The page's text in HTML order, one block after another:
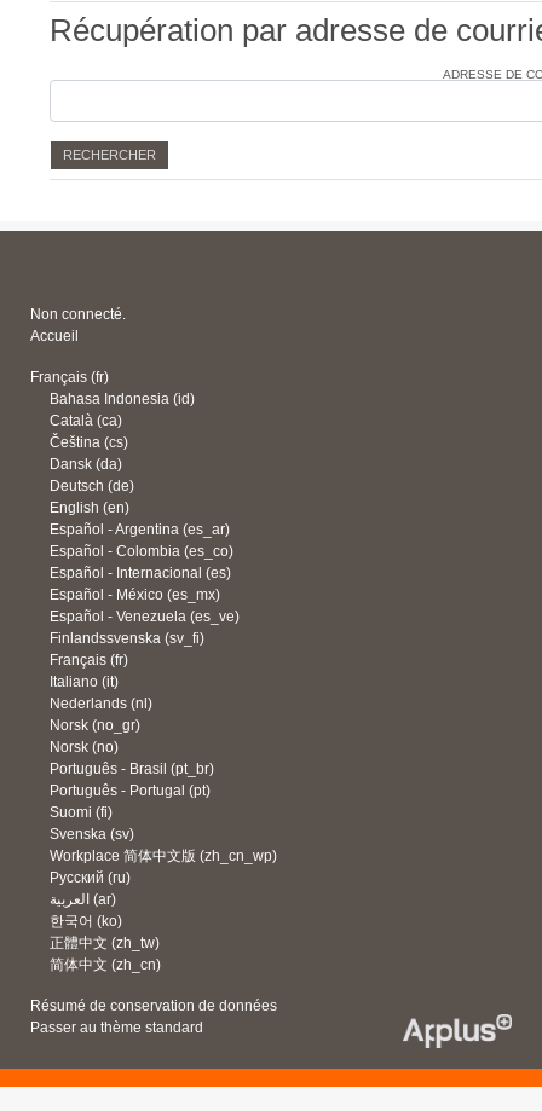
Récupération par adresse de courriel
Récupération par adresse de
ADRESSE DE
Non connecté.
Accueil
Français ‎(fr)‎
Bahasa Indonesia ‎(id)‎
Català ‎(ca)‎
Čeština ‎(cs)‎
Dansk ‎(da)‎
Deutsch ‎(de)‎
English ‎(en)‎
Español - Argentina ‎(es_ar)‎
Español - Colombia ‎(es_co)‎
Español - Internacional ‎(es)‎
Español - México ‎(es_mx)‎
Español - Venezuela ‎(es_ve)‎
Finlandssvenska ‎(sv_fi)‎
Français ‎(fr)‎
Italiano ‎(it)‎
Nederlands ‎(nl)‎
Norsk ‎(no_gr)‎
Norsk ‎(no)‎
Português - Brasil ‎(pt_br)‎
Português - Portugal ‎(pt)‎
Suomi ‎(fi)‎
Svenska ‎(sv)‎
Workplace 简体中文版 ‎(zh_cn_wp)‎
Русский ‎(ru)‎
العربية ‎(ar)‎
한국어 ‎(ko)‎
正體中文 ‎(zh_tw)‎
简体中文 ‎(zh_cn)‎
Résumé de conservation de données
Passer au thème standard